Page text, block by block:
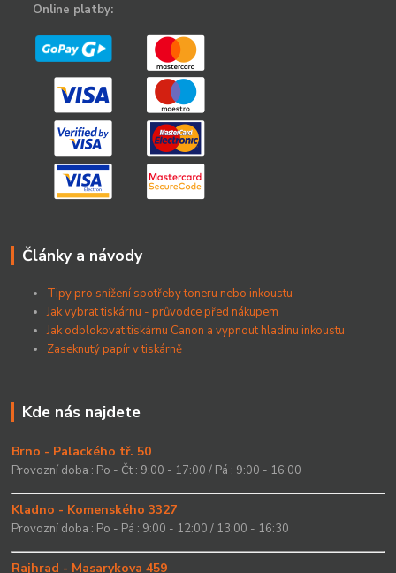
Online platby:
Články a návody
Tipy pro snížení spotřeby toneru nebo inkoustu
Jak vybrat tiskárnu - průvodce před nákupem
Jak odblokovat tiskárnu Canon a vypnout hladinu inkoustu
Zaseknutý papír v tiskárně
Kde nás najdete
Brno - Palackého tř. 50
Provozní doba : Po - Čt : 9:00 - 17:00 / Pá : 9:00 - 16:00
Kladno - Komenského 3327
Provozní doba : Po - Pá : 9:00 - 12:00 / 13:00 - 16:30
Rajhrad - Masarykova 459